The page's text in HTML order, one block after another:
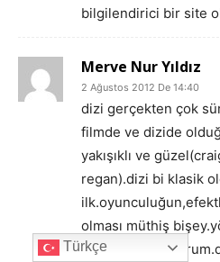
bilgilendirici bir site
Merve Nur Yıldız
2 Ağustos 2012 De 14:40
dizi gerçekten çok
filmde ve dizide
yakışıklı ve
regan).dizi bi klasik
olması müthiş
yazarını
Türkçe